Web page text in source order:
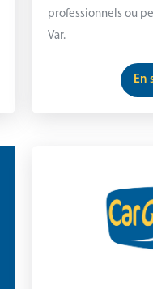
professionnels ou
Var.
En